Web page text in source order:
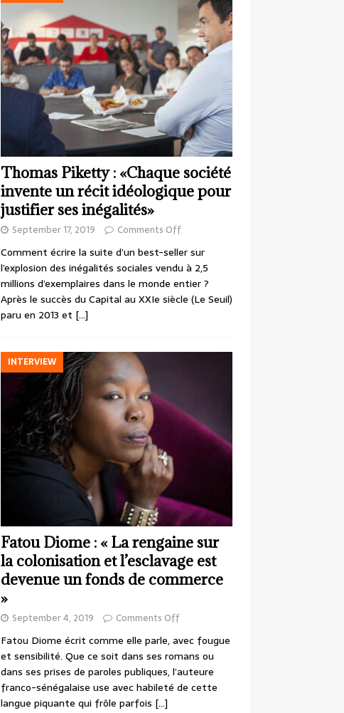
Thomas Piketty : «Chaque société
invente un récit idéologique pour
justifier ses inégalités»
September 17, 2019 Comments Off
Comment écrire la suite d’un best-seller sur
l’explosion des inégalités sociales vendu à 2,5
millions d’exemplaires dans le monde entier ?
Après le succès du Capital au XXIe siècle (Le Seuil)
paru en 2013 et […]
INTERVIEW
Fatou Diome : « La rengaine sur
la colonisation et l’esclavage est
devenue un fonds de commerce
»
September 4, 2019 Comments Off
Fatou Diome écrit comme elle parle, avec fougue
et sensibilité. Que ce soit dans ses romans ou
dans ses prises de paroles publiques, l’auteure
franco-sénégalaise use avec habileté de cette
langue piquante qui frôle parfois […]